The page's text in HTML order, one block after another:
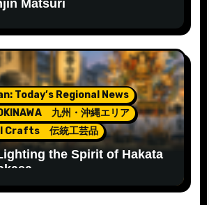
Matsuri
Today’s Regional News
九州・沖縄エリア
Crafts 伝統工芸品
the Spirit of Hakata